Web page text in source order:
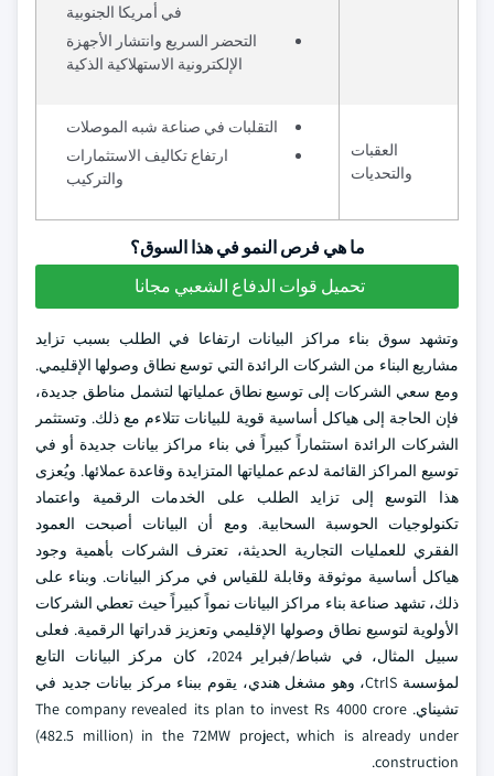
في أمريكا الجنوبية
التحضر السريع وانتشار الأجهزة
الإلكترونية الاستهلاكية الذكية
العقبات
والتحديات
التقلبات في صناعة شبه الموصلات
ارتفاع تكاليف الاستثمارات
والتركيب
ما هي فرص النمو في هذا السوق؟
تحميل قوات الدفاع الشعبي مجانا
وتشهد سوق بناء مراكز البيانات ارتفاعا في الطلب بسبب تزايد
مشاريع البناء من الشركات الرائدة التي توسع نطاق وصولها الإقليمي.
ومع سعي الشركات إلى توسيع نطاق عملياتها لتشمل مناطق جديدة،
فإن الحاجة إلى هياكل أساسية قوية للبيانات تتلاءم مع ذلك. وتستثمر
الشركات الرائدة استثماراً كبيراً في بناء مراكز بيانات جديدة أو في
توسيع المراكز القائمة لدعم عملياتها المتزايدة وقاعدة عملائها. ويُعزى
هذا التوسع إلى تزايد الطلب على الخدمات الرقمية واعتماد
تكنولوجيات الحوسبة السحابية. ومع أن البيانات أصبحت العمود
الفقري للعمليات التجارية الحديثة، تعترف الشركات بأهمية وجود
هياكل أساسية موثوقة وقابلة للقياس في مركز البيانات. وبناء على
ذلك، تشهد صناعة بناء مراكز البيانات نمواً كبيراً حيث تعطي الشركات
الأولوية لتوسيع نطاق وصولها الإقليمي وتعزيز قدراتها الرقمية. فعلى
سبيل المثال، في شباط/فبراير 2024، كان مركز البيانات التابع
لمؤسسة CtrlS، وهو مشغل هندي، يقوم ببناء مركز بيانات جديد في
تشيناي. The company revealed its plan to invest Rs 4000 crore
(482.5 million) in the 72MW project, which is already under
construction.